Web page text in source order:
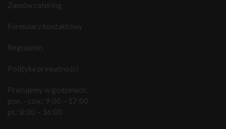
Zamów catering
Formularz kontaktowy
Regulamin
Polityka prywatności
Pracujemy w godzinach:
pon. - czw.: 9:00 – 17:00
pt.: 8:00 – 16:00